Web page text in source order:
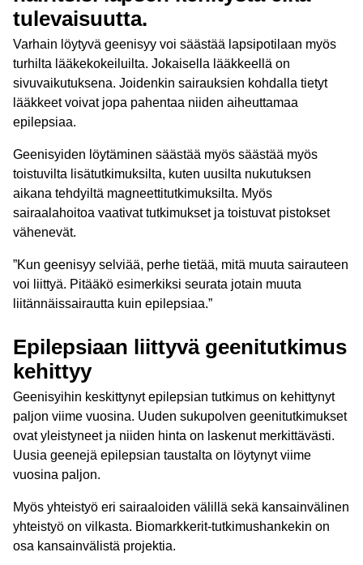
tulevaisuutta.
Varhain löytyvä geenisyy voi säästää lapsipotilaan myös
turhilta lääkekokeiluilta. Jokaisella lääkkeellä on
sivuvaikutuksena. Joidenkin sairauksien kohdalla tietyt
lääkkeet voivat jopa pahentaa niiden aiheuttamaa
epilepsiaa.
Geenisyiden löytäminen säästää myös säästää myös
toistuvilta lisätutkimuksilta, kuten uusilta nukutuksen
aikana tehdyiltä magneettitutkimuksilta. Myös
sairaalahoitoa vaativat tutkimukset ja toistuvat pistokset
vähenevät.
”Kun geenisyy selviää, perhe tietää, mitä muuta sairauteen
voi liittyä. Pitääkö esimerkiksi seurata jotain muuta
liitännäissairautta kuin epilepsiaa.”
Epilepsiaan liittyvä geenitutkimus
kehittyy
Geenisyihin keskittynyt epilepsian tutkimus on kehittynyt
paljon viime vuosina. Uuden sukupolven geenitutkimukset
ovat yleistyneet ja niiden hinta on laskenut merkittävästi.
Uusia geenejä epilepsian taustalta on löytynyt viime
vuosina paljon.
Myös yhteistyö eri sairaaloiden välillä sekä kansainvälinen
yhteistyö on vilkasta. Biomarkkerit-tutkimushankekin on
osa kansainvälistä projektia.